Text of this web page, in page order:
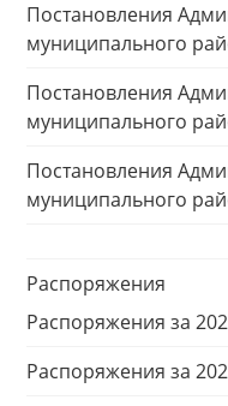
Постановления
муниципального
Постановления
муниципального
Постановления
муниципального
Распоряжения
Распоряжения за
Распоряжения за